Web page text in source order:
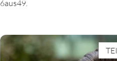
6aus49.